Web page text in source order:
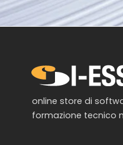
online store di
formazione tecnico